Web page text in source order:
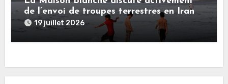
de l’envoi de troupes terrestres en Iran
19 juillet 2026